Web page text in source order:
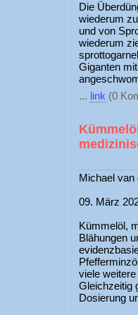
Die
wiederum
und von
wiederum
Giganten
... link (0
Michael van
09. März
Kümmelöl,
Blähungen
viele
Gleichzeitig
Dosierung